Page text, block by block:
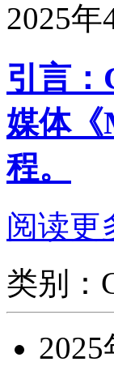
2025年
引言
媒体
程。
阅读更
类别：
2025